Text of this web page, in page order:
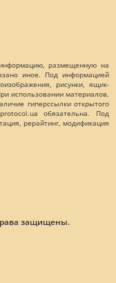
размещенную на
иное. Под информацией
рисунки, ящик-
использовании материалов,
гиперссылки открытого
обязательна. Под
рерайтинг, модификация
защищены.